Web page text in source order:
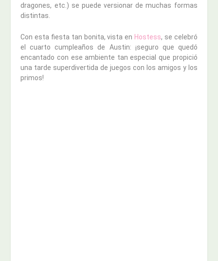
dragones, etc.) se puede versionar de muchas formas
distintas.
Con esta fiesta tan bonita, vista en Hostess, se celebró
el cuarto cumpleaños de Austin: ¡seguro que quedó
encantado con ese ambiente tan especial que propició
una tarde superdivertida de juegos con los amigos y los
primos!